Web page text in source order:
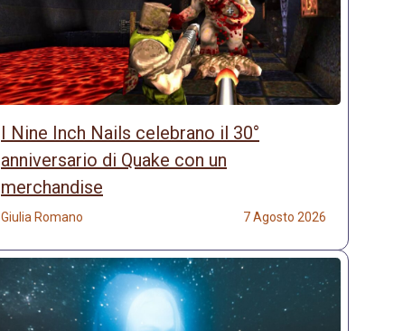
I Nine Inch Nails celebrano il 30°
anniversario di Quake con un
merchandise
Giulia Romano 7 Agosto 2026